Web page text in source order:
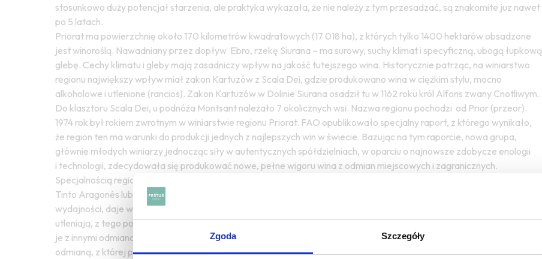
Zgoda Szczegóły
stosunkowo duży potencjał starzenia, ale praktyka wykazała, że nie należy z tym przesadzać, są znakomite juz nawet
po 5 latach.
Priorat ma powierzchnię około 170 kilometrów kwadratowych (17 018 ha), z których tylko 1400 hektarów obsadzone
jest winoroślą. Nawadniany przez dopływ Ebro, rzekę Siurana – ma surowy, suchy klimat i specyficzną, ubogą łupkową
glebę. Cechy klimatu i gleby mają zasadniczy wpływ na jakość tutejszego wina. Historycznie patrząc, na winiarstwo
regionu największy wpływ miał zakon Kartuzów z Scala Dei, gdzie produkowano wina w ciężkim stylu, mocno
alkoholowe i utlenione (rancios). Zakon Kartuzów w Dolinie Siurana osadził tu w 1162 roku król Alfons zwany Cnotliwym.
Do klasztoru Scala Dei, u podnóża Montsant należało 7 okolicznych wsi. Nazwa regionu pochodzi od Prior (przeor).
1974 rok był rokiem zwrotnym w winiarstwie regionu Priorat. FAO opublikowało specjalny raport, z którego wynikało,
że region ten ma warunki do produkcji jednych z najlepszych win w świecie. Bazując na tym raporcie, nowa grupa,
głównie młodych winiarzy jednocząc siły w autentycznych spółdzielniach, w oparciu o najnowsze zdobycze enologii
i technologii, zdecydowała się produkować nowe, pełne wigoru wina z odmian miejscowych i zagranicznych.
Specjalnością regionu są wina czerwone z odmian Garnacha Tinta (Negra), w Hiszpaniii znana także jako lledoner,
Tinto Aragonés lub Tinto Navalcarnero. Jest wrażliwa na wiosenne przymrozki, słabo ukorzeniona, o niskiej
wydajności, daje wina bardzo aromatyczne, z dużą zawartością alkoholu, dosyć blade. Wina z Grenache łatwo się
utleniają, z tego powodu często robi się z niego wina słodkie i charakterystyczne, miejscowe rancio. Kupażuje się
je z innymi odmianami, dając wysokiej jakości, aromatyczne wina. Białe, fermentowane w dębie. Garnacha Blanca
odmianą, z której produkuje sie przyjemne wina o niskiej kwasowości, z wysoką zawartością alkoholu, łatwo się